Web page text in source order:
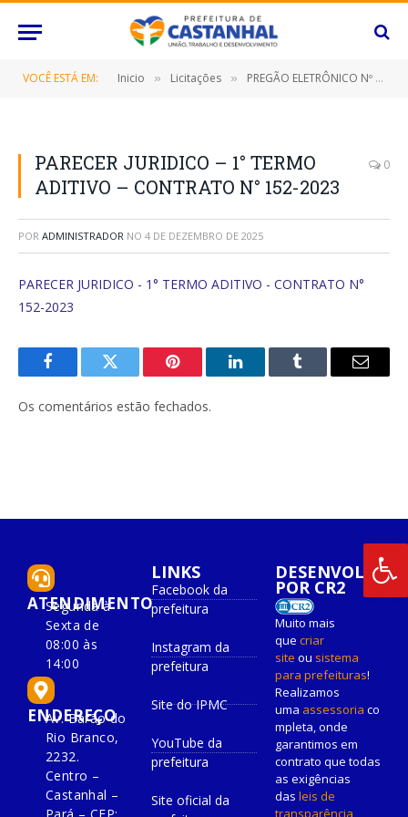
VOCÊ ESTÁ EM: Inicio » Licitações » PREGÃO ELETRÔNICO Nº 068/2022 (CONTRATAÇÃO DE EMPRESA ESPECIALIZADA PARA PRESTAÇÃO DE SERVIÇO DE HOSPEDAGEM, INCLUINDO CAFÉ DA MANHÃ, EM APARTAMENTOS SIMPLES, DUPLO E TRIPLO, EM HOTÉIS ATÉ QUATRO ESTRELAS, DESTINADO AO ATENDIMENTO DAS DIVERSAS SECRETARIAS/FUNDOS MUNICIPAIS, BEM COMO O INSTITUTO DE PREVIDÊNCIA DESTE MUNICÍPIO DE CASTANHAL/PARÁ)
PARECER JURIDICO – 1° TERMO
ADITIVO – CONTRATO N° 152-2023
0
POR ADMINISTRADOR NO 4 DE DEZEMBRO DE 2025
PARECER JURIDICO - 1° TERMO ADITIVO - CONTRATO N°
152-2023
FacebookTwitter Pinterest O
Tumblr
E-
Os comentários estão fechados.
ATENDIMENTO
Segunda à
Sexta de
08:00 às
14:00
ENDEREÇO
Av. Barão do
Rio Branco,
2232.
Centro –
Castanhal –
LINKS
Facebook da
prefeitura
Instagram da
prefeitura
Site do IPMC
YouTube da
prefeitura
Site oficial da
DESENVOLVIDO
POR CR2
Muito mais
que criar
site ou sistema
para prefeituras!
Realizamos
uma assessoria co
mpleta, onde
garantimos em
contrato que todas
as exigências
das leis de